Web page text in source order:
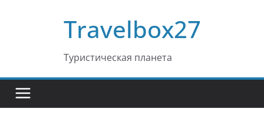
Travelbox27
Туристическая планета